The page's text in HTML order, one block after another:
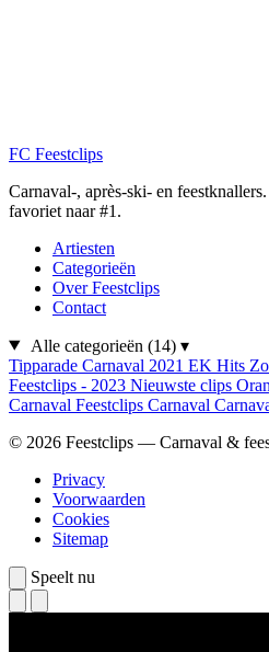
FC Feestclips
Carnaval-, après-ski- en
favoriet naar #1.
Artiesten
Categorieën
Over Feestclips
Contact
Alle categorieën (14) ▾
Tipparade Carnaval 2021 EK Hits
Feestclips - 2023 Nieuwste clips
Carnaval Feestclips Carnaval
© 2026 Feestclips — Carnaval &
Privacy
Voorwaarden
Cookies
Sitemap
Speelt nu